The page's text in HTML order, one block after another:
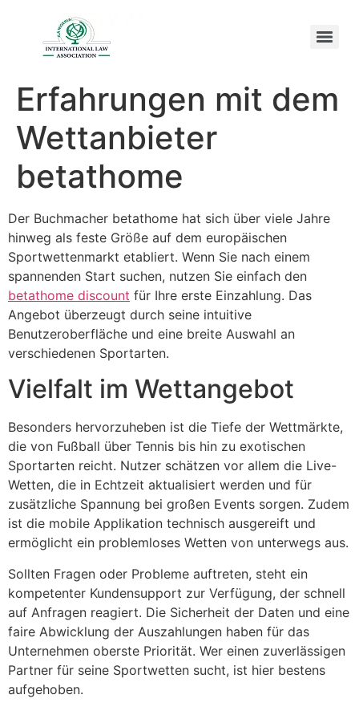
Erfahrungen mit dem
Wettanbieter
betathome
Der Buchmacher betathome hat sich über viele Jahre
hinweg als feste Größe auf dem europäischen
Sportwettenmarkt etabliert. Wenn Sie nach einem
spannenden Start suchen, nutzen Sie einfach den
betathome discount für Ihre erste Einzahlung. Das
Angebot überzeugt durch seine intuitive
Benutzeroberfläche und eine breite Auswahl an
verschiedenen Sportarten.
Vielfalt im Wettangebot
Besonders hervorzuheben ist die Tiefe der Wettmärkte,
die von Fußball über Tennis bis hin zu exotischen
Sportarten reicht. Nutzer schätzen vor allem die Live-
Wetten, die in Echtzeit aktualisiert werden und für
zusätzliche Spannung bei großen Events sorgen. Zudem
ist die mobile Applikation technisch ausgereift und
ermöglicht ein problemloses Wetten von unterwegs aus.
Sollten Fragen oder Probleme auftreten, steht ein
kompetenter Kundensupport zur Verfügung, der schnell
auf Anfragen reagiert. Die Sicherheit der Daten und eine
faire Abwicklung der Auszahlungen haben für das
Unternehmen oberste Priorität. Wer einen zuverlässigen
Partner für seine Sportwetten sucht, ist hier bestens
aufgehoben.